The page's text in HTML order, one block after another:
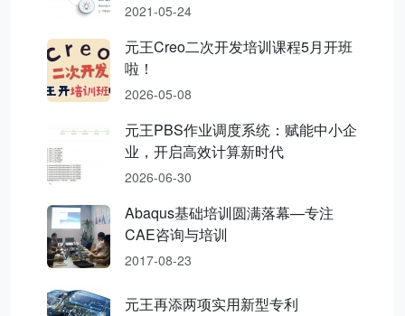
2021-05-24
元王Creo二次开发培训课程5月开班
啦！
2026-05-08
元王PBS作业调度系统：赋能中小企
业，开启高效计算新时代
2026-06-30
Abaqus基础培训圆满落幕—专注
CAE咨询与培训
2017-08-23
元王再添两项实用新型专利